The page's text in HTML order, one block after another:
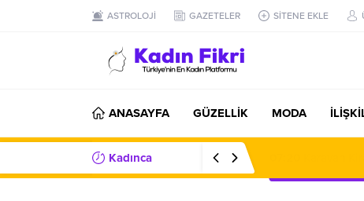
ASTROLOJİ GAZETELER SİTENE EKLE
ANASAYFA GÜZELLİK MODA
Kadınca